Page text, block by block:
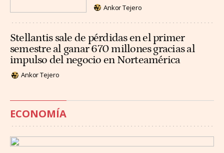
Ankor Tejero
Stellantis sale de pérdidas en el primer
semestre al ganar 670 millones gracias al
impulso del negocio en Norteamérica
Ankor Tejero
ECONOMÍA